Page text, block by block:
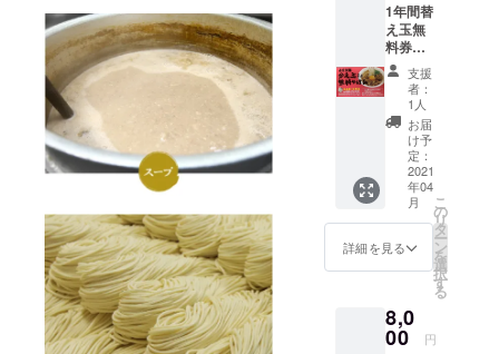
1年間替
え玉無
料券＆1
年間2品
まで
トッピ
ング提
（チャ
シュー
と肉以
外）※1
日1回ま
で開始
度でも
OK
支援
者：
1人
お届
け予
定：
2021
年04
月
詳細を見る
こ
の
リ
タ
ー
ン
を
選
択
す
る
8,0
00 円